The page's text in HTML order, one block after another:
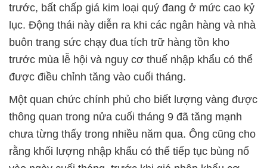
trước, bất chấp giá kim loại quý đang ở mức cao kỷ
lục. Động thái này diễn ra khi các ngân hàng và nhà
buôn trang sức chạy đua tích trữ hàng tồn kho
trước mùa lễ hội và nguy cơ thuế nhập khẩu có thể
được điều chỉnh tăng vào cuối tháng.
Một quan chức chính phủ cho biết lượng vàng được
thông quan trong nửa cuối tháng 9 đã tăng mạnh
chưa từng thấy trong nhiều năm qua. Ông cũng cho
rằng khối lượng nhập khẩu có thể tiếp tục bùng nổ